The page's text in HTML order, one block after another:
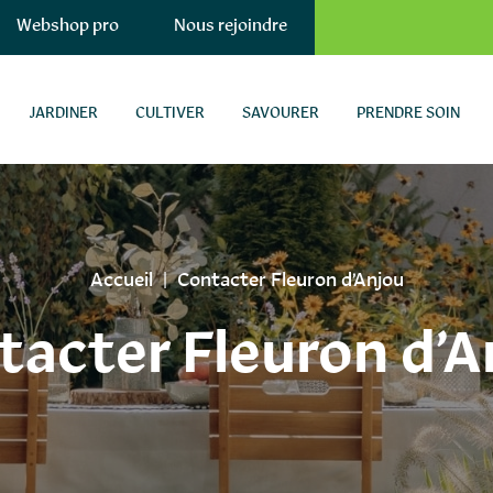
Webshop pro Nous rejoindre
JARDINER CULTIVER SAVOURER PRENDRE SOIN
Accueil | Contacter Fleuron d’Anjou
Fleuron